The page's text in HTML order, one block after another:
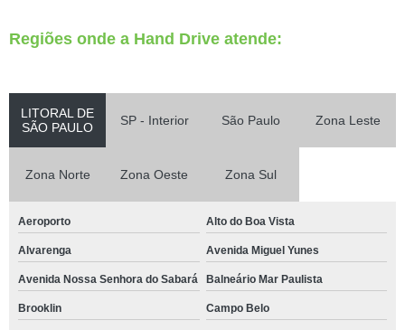
Regiões onde a Hand Drive atende:
LITORAL DE
SÃO PAULO
SP - Interior São Paulo Zona Leste
Zona Norte Zona Oeste Zona Sul
Aeroporto Alto do Boa Vista
Alvarenga Avenida Miguel Yunes
Avenida Nossa Senhora do Sabará Balneário Mar Paulista
Brooklin Campo Belo